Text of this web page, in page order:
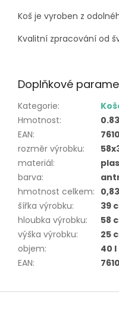
Koš je vyroben z
Kvalitní zpracování od
Doplňkové
Kategorie:
Hmotnost:
EAN:
rozměr výrobku:
materiál:
barva:
hmotnost celkem:
šířka výrobku:
39
hloubka výrobku:
58
výška výrobku:
25
objem:
40 l
EAN:
Z